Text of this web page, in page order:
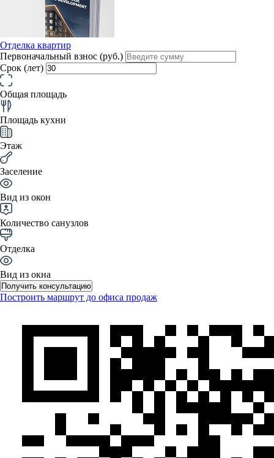
Отделка квартир
Первоначальный взнос (руб.)
Срок (лет)
Общая площадь
Площадь кухни
Этаж
Заселение
Вид из окон
Количество санузлов
Отделка
Вид из окна
Получить консультацию
Построить маршрут до офиса продаж